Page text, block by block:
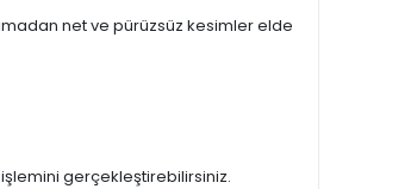
net ve pürüzsüz kesimler elde
gerçekleştirebilirsiniz.